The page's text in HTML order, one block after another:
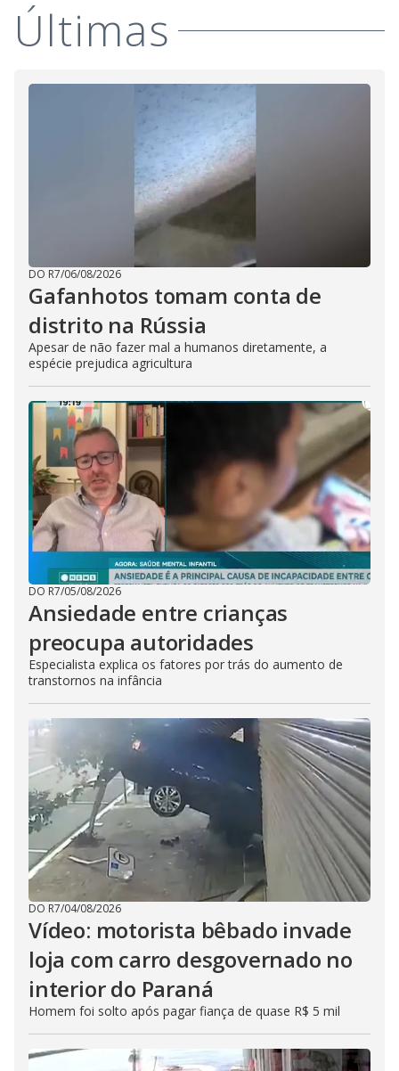
Últimas
DO R7/06/08/2026
Gafanhotos tomam conta de
distrito na Rússia
Apesar de não fazer mal a humanos diretamente, a
espécie prejudica agricultura
DO R7/05/08/2026
Ansiedade entre crianças
preocupa autoridades
Especialista explica os fatores por trás do aumento de
transtornos na infância
DO R7/04/08/2026
Vídeo: motorista bêbado invade
loja com carro desgovernado no
interior do Paraná
Homem foi solto após pagar fiança de quase R$ 5 mil